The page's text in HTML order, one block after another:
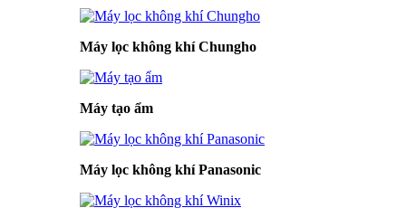
Máy lọc không khí Chungho
Máy tạo ẩm
Máy lọc không khí Panasonic